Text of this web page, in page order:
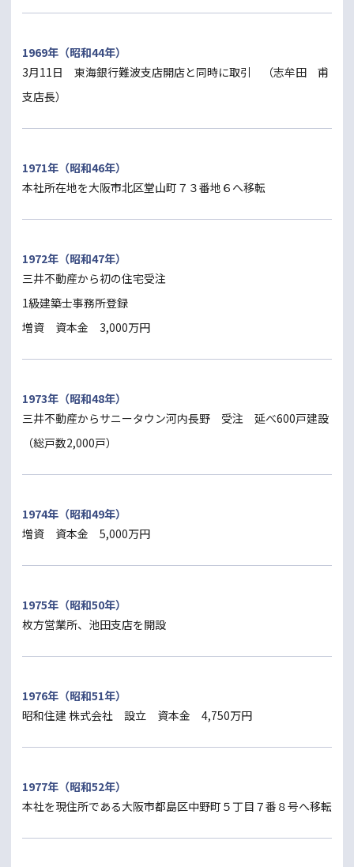
1969年（昭和44年）
3月11日 東海銀行難波支店開店と同時に取引 （志牟田 甫
支店長）
1971年（昭和46年）
本社所在地を大阪市北区堂山町７３番地６へ移転
1972年（昭和47年）
三井不動産から初の住宅受注
1級建築士事務所登録
増資 資本金 3,000万円
1973年（昭和48年）
三井不動産からサニータウン河内長野 受注 延べ600戸建設
（総戸数2,000戸）
1974年（昭和49年）
増資 資本金 5,000万円
1975年（昭和50年）
枚方営業所、池田支店を開設
1976年（昭和51年）
昭和住建 株式会社 設立 資本金 4,750万円
1977年（昭和52年）
本社を現住所である大阪市都島区中野町５丁目７番８号へ移転